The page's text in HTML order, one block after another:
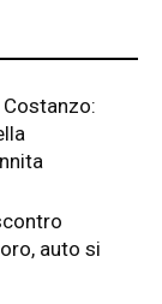
auto si